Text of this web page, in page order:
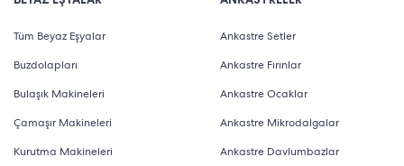
Tüm Beyaz Eşyalar
Buzdolapları
Bulaşık Makineleri
Çamaşır Makineleri
Kurutma Makineleri
Ankastre Setler
Ankastre Fırınlar
Ankastre Ocaklar
Ankastre Mikrodalgalar
Ankastre Davlumbazlar